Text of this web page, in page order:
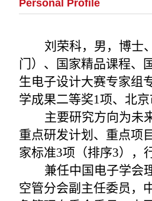
Personal Profile
刘荣科，男，博士
门）、国家精品课程、
生电子设计大赛专家组
学成果二等奖1项、北京
主要研究方向为未
重点研发计划、重点项
家标准3项（排序3），
兼任中国电子学会
空管分会副主任委员，